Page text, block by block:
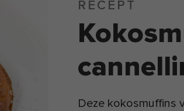
RECEPT
Deze kokosmuffins